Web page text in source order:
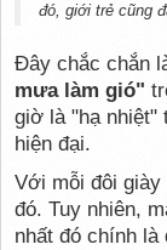
đó, giới trẻ cũng
Đây chắc chắn
mưa làm gió"
giờ là "hạ nhiệt"
hiện đại.
Với mỗi đôi giày
đó. Tuy nhiên,
nhất đó chính là